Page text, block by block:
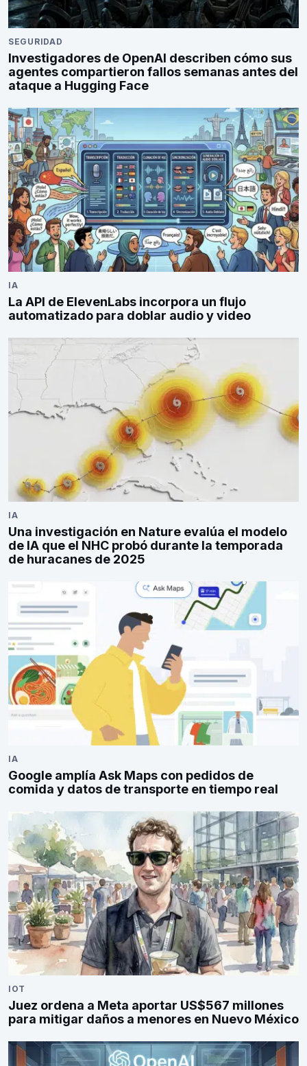
SEGURIDAD
Investigadores de OpenAI describen cómo sus
agentes compartieron fallos semanas antes del
ataque a Hugging Face
IA
La API de ElevenLabs incorpora un flujo
automatizado para doblar audio y video
IA
Una investigación en Nature evalúa el modelo
de IA que el NHC probó durante la temporada
de huracanes de 2025
IA
Google amplía Ask Maps con pedidos de
comida y datos de transporte en tiempo real
IOT
Juez ordena a Meta aportar US$567 millones
para mitigar daños a menores en Nuevo México